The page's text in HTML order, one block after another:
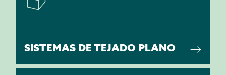
SISTEMAS DE TEJADO PLANO